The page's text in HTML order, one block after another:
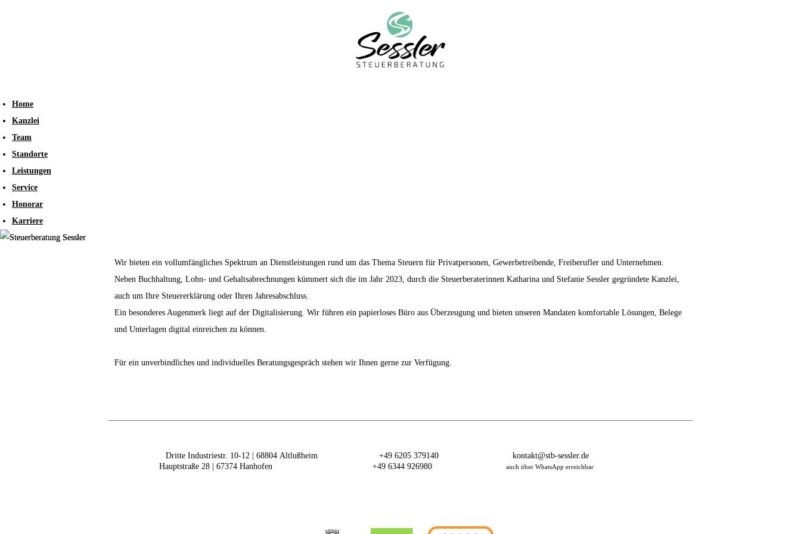
Home
Kanzlei
Team
Standorte
Leistungen
Service
Honorar
Karriere
Wir bieten ein vollumfängliches Spektrum an Dienstleistungen rund um das Thema Steuern für Privatpersonen, Gewerbetreibende, Freiberufler und Unternehmen.
Neben Buchhaltung, Lohn- und Gehaltsabrechnungen kümmert sich die im Jahr 2023, durch die Steuerberaterinnen Katharina und Stefanie Sessler gegründete Kanzlei,
auch um Ihre Steuererklärung oder Ihren Jahresabschluss.
Ein besonderes Augenmerk liegt auf der Digitalisierung. Wir führen ein papierloses Büro aus Überzeugung und bieten unseren Mandaten komfortable Lösungen, Belege
und Unterlagen digital einreichen zu können.
Für ein unverbindliches und individuelles Beratungsgespräch stehen wir Ihnen gerne zur Verfügung.
Dritte Industriestr. 10-12 | 68804 Altlußheim
Hauptstraße 28 | 67374 Hanhofen
+49 6205 379140
+49 6344 926980
kontakt@stb-sessler.de
auch über WhatsApp erreichbar